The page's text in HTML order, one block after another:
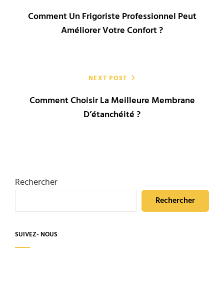
l’article
Comment Un Frigoriste Professionnel Peut
Améliorer Votre Confort ?
NEXT POST
Comment Choisir La Meilleure Membrane
D’étanchéité ?
Rechercher
Rechercher
SUIVEZ- NOUS